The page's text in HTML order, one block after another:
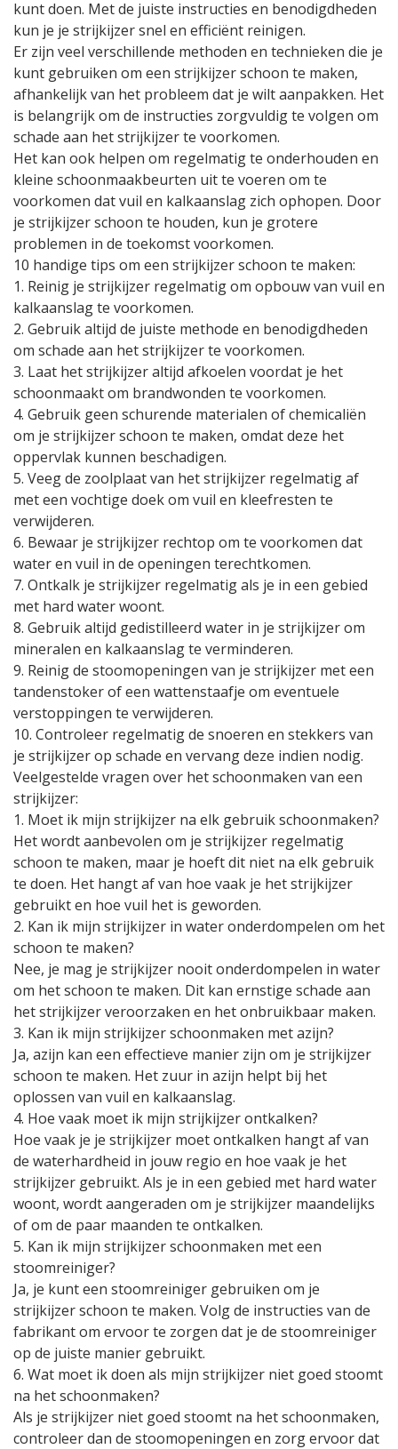
kunt doen. Met de juiste instructies en benodigdheden
kun je je strijkijzer snel en efficiënt reinigen.
Er zijn veel verschillende methoden en technieken die je
kunt gebruiken om een strijkijzer schoon te maken,
afhankelijk van het probleem dat je wilt aanpakken. Het
is belangrijk om de instructies zorgvuldig te volgen om
schade aan het strijkijzer te voorkomen.
Het kan ook helpen om regelmatig te onderhouden en
kleine schoonmaakbeurten uit te voeren om te
voorkomen dat vuil en kalkaanslag zich ophopen. Door
je strijkijzer schoon te houden, kun je grotere
problemen in de toekomst voorkomen.
10 handige tips om een strijkijzer schoon te maken:
1. Reinig je strijkijzer regelmatig om opbouw van vuil en
kalkaanslag te voorkomen.
2. Gebruik altijd de juiste methode en benodigdheden
om schade aan het strijkijzer te voorkomen.
3. Laat het strijkijzer altijd afkoelen voordat je het
schoonmaakt om brandwonden te voorkomen.
4. Gebruik geen schurende materialen of chemicaliën
om je strijkijzer schoon te maken, omdat deze het
oppervlak kunnen beschadigen.
5. Veeg de zoolplaat van het strijkijzer regelmatig af
met een vochtige doek om vuil en kleefresten te
verwijderen.
6. Bewaar je strijkijzer rechtop om te voorkomen dat
water en vuil in de openingen terechtkomen.
7. Ontkalk je strijkijzer regelmatig als je in een gebied
met hard water woont.
8. Gebruik altijd gedistilleerd water in je strijkijzer om
mineralen en kalkaanslag te verminderen.
9. Reinig de stoomopeningen van je strijkijzer met een
tandenstoker of een wattenstaafje om eventuele
verstoppingen te verwijderen.
10. Controleer regelmatig de snoeren en stekkers van
je strijkijzer op schade en vervang deze indien nodig.
Veelgestelde vragen over het schoonmaken van een
strijkijzer:
1. Moet ik mijn strijkijzer na elk gebruik schoonmaken?
Het wordt aanbevolen om je strijkijzer regelmatig
schoon te maken, maar je hoeft dit niet na elk gebruik
te doen. Het hangt af van hoe vaak je het strijkijzer
gebruikt en hoe vuil het is geworden.
2. Kan ik mijn strijkijzer in water onderdompelen om het
schoon te maken?
Nee, je mag je strijkijzer nooit onderdompelen in water
om het schoon te maken. Dit kan ernstige schade aan
het strijkijzer veroorzaken en het onbruikbaar maken.
3. Kan ik mijn strijkijzer schoonmaken met azijn?
Ja, azijn kan een effectieve manier zijn om je strijkijzer
schoon te maken. Het zuur in azijn helpt bij het
oplossen van vuil en kalkaanslag.
4. Hoe vaak moet ik mijn strijkijzer ontkalken?
Hoe vaak je je strijkijzer moet ontkalken hangt af van
de waterhardheid in jouw regio en hoe vaak je het
strijkijzer gebruikt. Als je in een gebied met hard water
woont, wordt aangeraden om je strijkijzer maandelijks
of om de paar maanden te ontkalken.
5. Kan ik mijn strijkijzer schoonmaken met een
stoomreiniger?
Ja, je kunt een stoomreiniger gebruiken om je
strijkijzer schoon te maken. Volg de instructies van de
fabrikant om ervoor te zorgen dat je de stoomreiniger
op de juiste manier gebruikt.
6. Wat moet ik doen als mijn strijkijzer niet goed stoomt
na het schoonmaken?
Als je strijkijzer niet goed stoomt na het schoonmaken,
controleer dan de stoomopeningen en zorg ervoor dat